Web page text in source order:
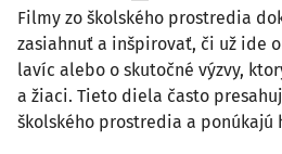
Filmy zo školského prostredia
zasiahnuť a inšpirovať, či už ide
lavíc alebo o skutočné výzvy,
a žiaci. Tieto diela často
školského prostredia a ponúkajú